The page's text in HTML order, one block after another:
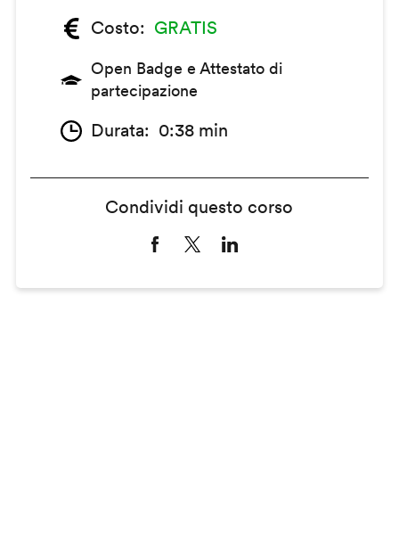
Costo
GRATIS
Open Badge e Attestato di
partecipazione
Durata 0:38 min
Condividi questo corso